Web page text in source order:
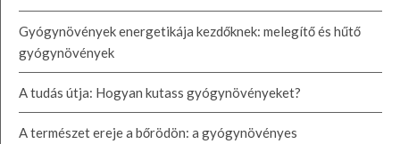
Gyógynövények energetikája kezdőknek: melegítő és hűtő
gyógynövények
A tudás útja: Hogyan kutass gyógynövényeket?
A természet ereje a bőrödön: a gyógynövényes